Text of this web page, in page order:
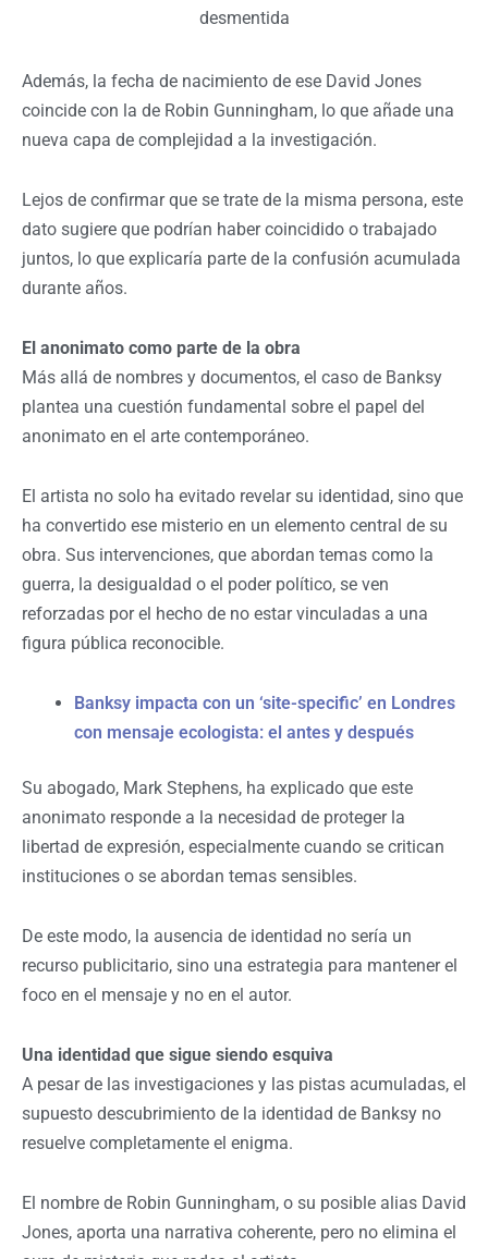
desmentida
Además, la fecha de nacimiento de ese David Jones
coincide con la de Robin Gunningham, lo que añade una
nueva capa de complejidad a la investigación.
Lejos de confirmar que se trate de la misma persona, este
dato sugiere que podrían haber coincidido o trabajado
juntos, lo que explicaría parte de la confusión acumulada
durante años.
El anonimato como parte de la obra
Más allá de nombres y documentos, el caso de Banksy
plantea una cuestión fundamental sobre el papel del
anonimato en el arte contemporáneo.
El artista no solo ha evitado revelar su identidad, sino que
ha convertido ese misterio en un elemento central de su
obra. Sus intervenciones, que abordan temas como la
guerra, la desigualdad o el poder político, se ven
reforzadas por el hecho de no estar vinculadas a una
figura pública reconocible.
Banksy impacta con un ‘site-specific’ en Londres
con mensaje ecologista: el antes y después
Su abogado, Mark Stephens, ha explicado que este
anonimato responde a la necesidad de proteger la
libertad de expresión, especialmente cuando se critican
instituciones o se abordan temas sensibles.
De este modo, la ausencia de identidad no sería un
recurso publicitario, sino una estrategia para mantener el
foco en el mensaje y no en el autor.
Una identidad que sigue siendo esquiva
A pesar de las investigaciones y las pistas acumuladas, el
supuesto descubrimiento de la identidad de Banksy no
resuelve completamente el enigma.
El nombre de Robin Gunningham, o su posible alias David
Jones, aporta una narrativa coherente, pero no elimina el